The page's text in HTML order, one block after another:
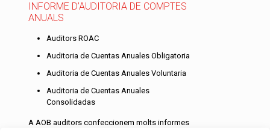
INFORME D’AUDITORIA DE COMPTES
ANUALS
Auditors ROAC
Auditoria de Cuentas Anuales Obligatoria
Auditoria de Cuentas Anuales Voluntaria
Auditoria de Cuentas Anuales
Consolidadas
A AOB auditors confeccionem molts informes